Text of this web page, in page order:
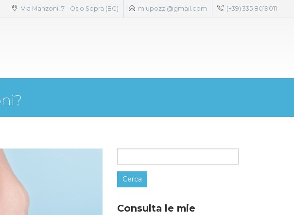
Via Manzoni, 7 - Osio Sopra (BG) mlupozzi@gmail.com (+39) 335 8019011
per:
Consulta le mie